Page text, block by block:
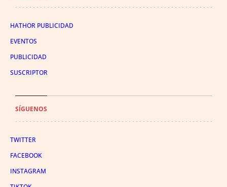
HATHOR PUBLICIDAD
EVENTOS
PUBLICIDAD
SUSCRIPTOR
SÍGUENOS
TWITTER
FACEBOOK
INSTAGRAM